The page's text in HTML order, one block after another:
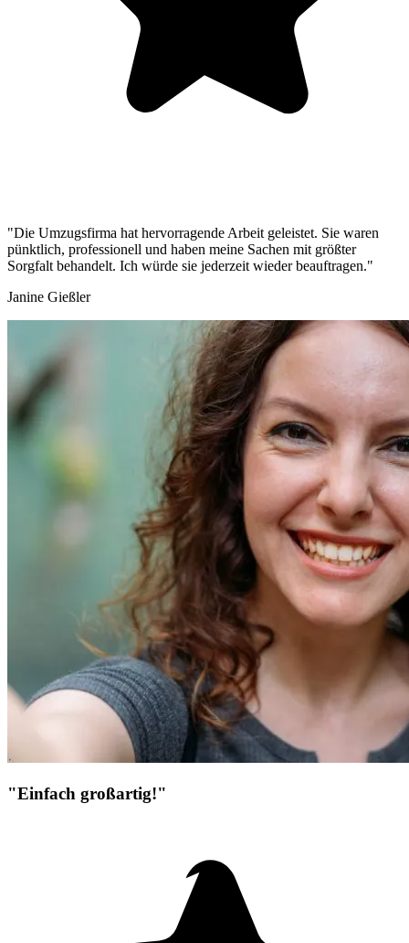
"Die Umzugsfirma hat hervorragende Arbeit geleistet. Sie waren
pünktlich, professionell und haben meine Sachen mit größter
Sorgfalt behandelt. Ich würde sie jederzeit wieder beauftragen."
Janine Gießler
"Einfach großartig!"